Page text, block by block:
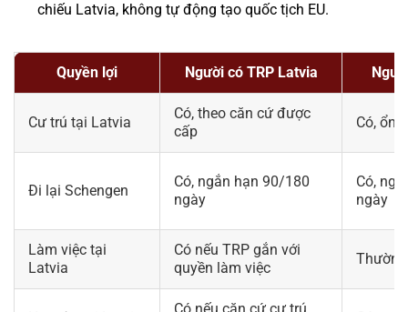
chiếu Latvia, không tự động tạo quốc tịch EU.
Quyền lợi Người có TRP Latvia
Cư trú tại Latvia
Có, theo căn cứ được
cấp
Có, ổn
Đi lại Schengen
Có, ngắn hạn 90/180
ngày
Có,
ngày
Làm việc tại
Latvia
Có nếu TRP gắn với
quyền làm việc